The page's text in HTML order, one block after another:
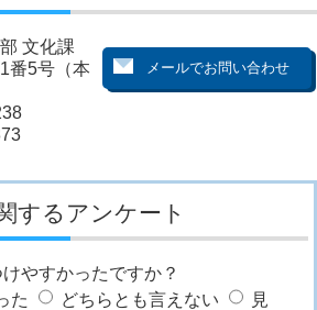
文化課
番5号（本
するアンケート
やすかったですか？
た
どちらとも言えない
見